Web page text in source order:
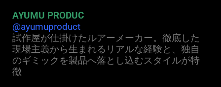
AYUMU PRODUC
@ayumuproduct
試作屋が仕掛けたルアーメーカー。徹底した
現場主義から生まれるリアルな経験と、独自
のギミックを製品へ落とし込むスタイルが特
徴